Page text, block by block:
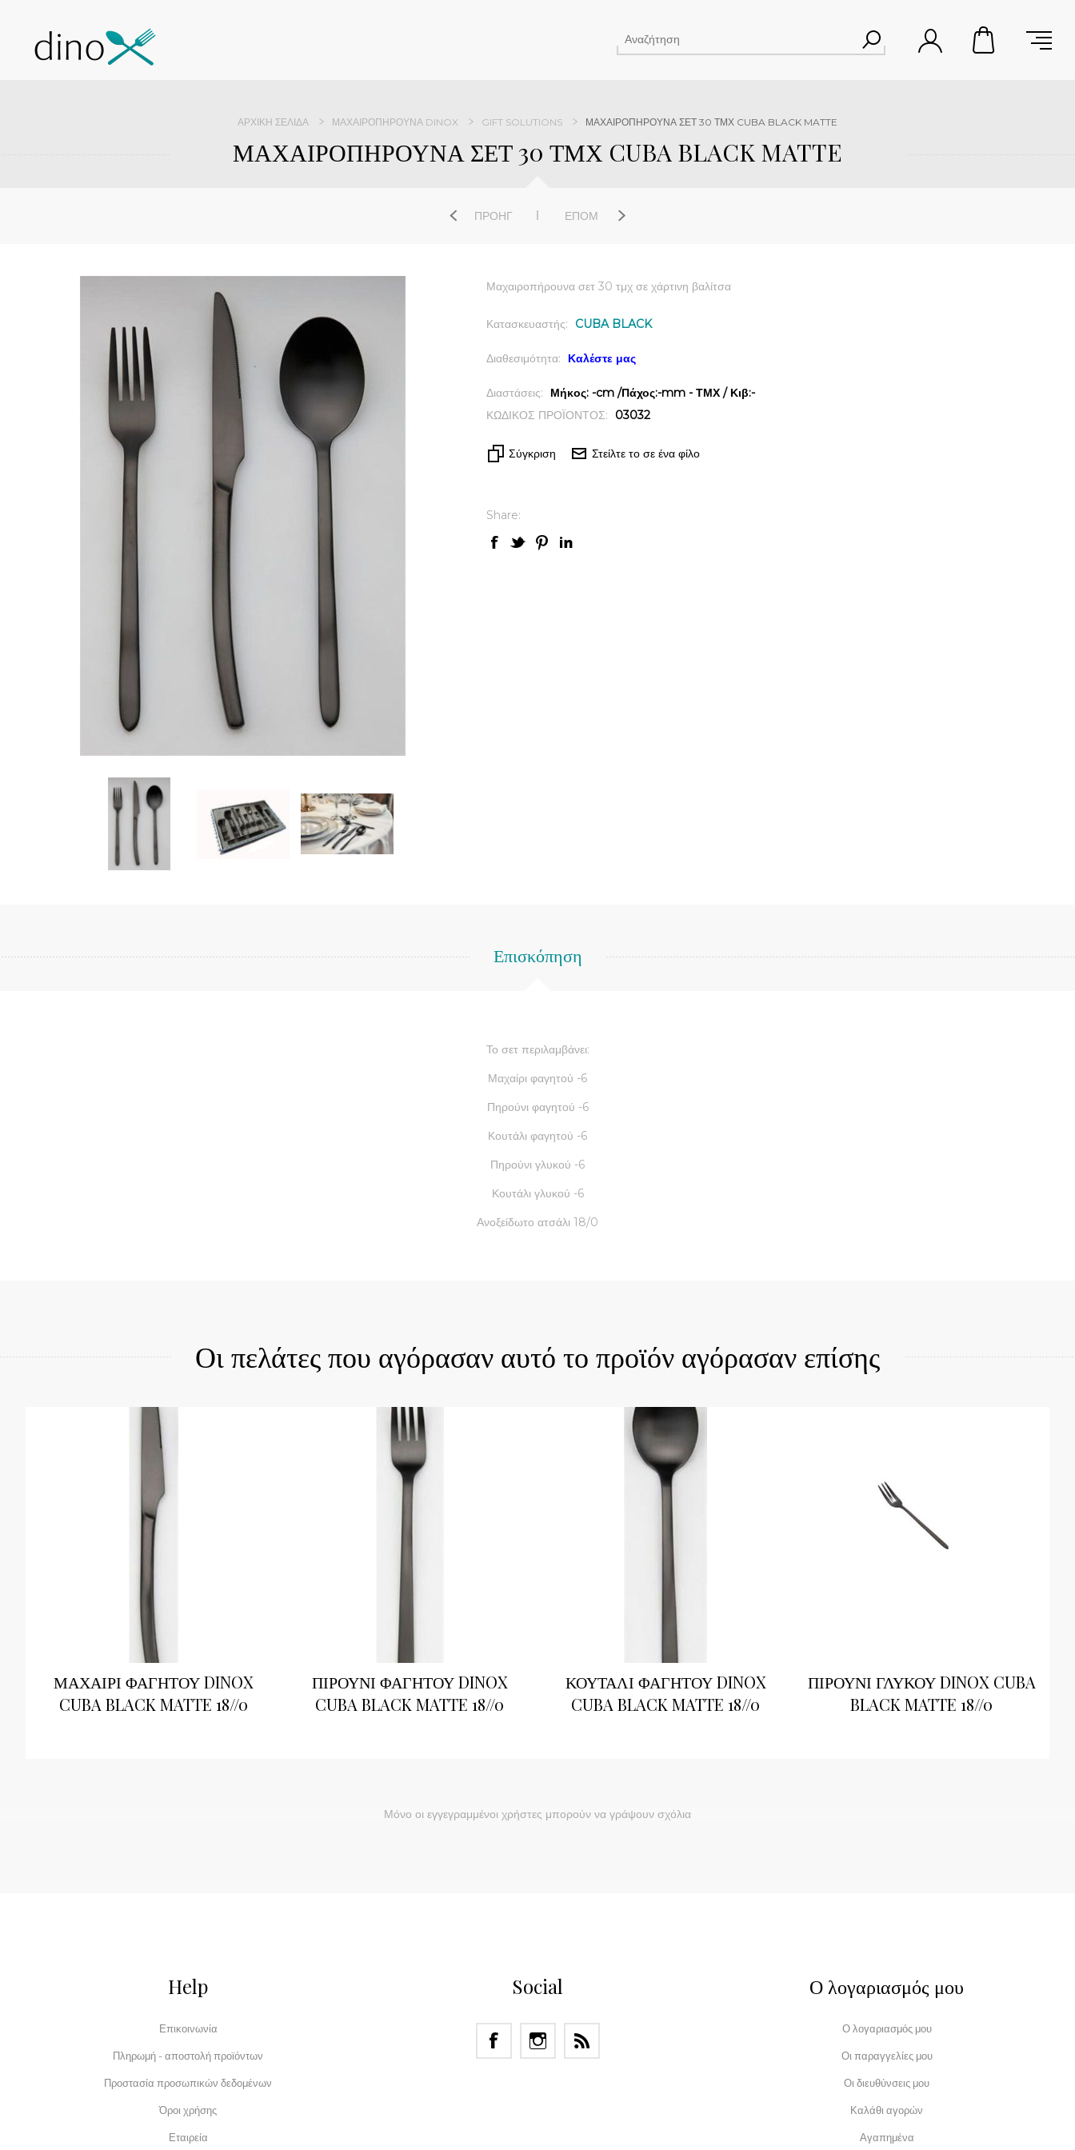
ΑΡΧΙΚΉ ΣΕΛΊΔΑ ΜΑΧΑΙΡΟΠΉΡΟΥΝΑ DINOX GIFT SOLUTIONS ΜΑΧΑΙΡΟΠΗΡΟΥΝΑ ΣΕΤ 30 ΤΜΧ CUBA BLACK MATTE
ΜΑΧΑΙΡΟΠΗΡΟΥΝΑ ΣΕΤ 30 ΤΜΧ CUBA BLACK MATTE
ΠΡΟΗΓ ΕΠΌΜ
Μαχαιροπήρουνα σετ 30 τμχ σε χάρτινη βαλίτσα
Κατασκευαστής: CUBA BLACK
Διαθεσιμότητα: Καλέστε μας
Διαστάσεις:
Μήκος: -cm /Πάχος:-mm - ΤΜΧ / Κιβ:-
ΚΩΔΙΚΟΣ ΠΡΟΪΟΝΤΟΣ:
03032
Σύγκριση Στείλτε το σε ένα φίλο
Share:
Επισκόπηση
Το σετ περιλαμβάνει:
Μαχαίρι φαγητού -6
Πηρούνι φαγητού -6
Κουτάλι φαγητού -6
Πηρούνι γλυκού -6
Κουτάλι γλυκού -6
Ανοξείδωτο ατσάλι 18/0
Οι πελάτες που αγόρασαν αυτό το προϊόν αγόρασαν επίσης
ΜΑΧΑΙΡΙ ΦΑΓΗΤΟΥ DINOX
CUBA BLACK MATTE 18//0
ΠΙΡΟΥΝΙ ΦΑΓΗΤΟΥ DINOX
CUBA BLACK MATTE 18//0
ΚΟΥΤΑΛΙ ΦΑΓΗΤΟΥ DINOX
CUBA BLACK MATTE 18//0
ΠΙΡΟΥΝΙ ΓΛΥΚΟΥ DINOX CUBA
BLACK MATTE 18//0
Μόνο οι εγγεγραμμένοι χρήστες μπορούν να γράψουν σχόλια
Help
Επικοινωνία
Πληρωμή - αποστολή προϊόντων
Προστασία προσωπικών δεδομένων
Όροι χρήσης
Εταιρεία
Social Ο λογαριασμός μου
Ο λογαριασμός μου
Οι παραγγελίες μου
Οι διευθύνσεις μου
Καλάθι αγορών
Αγαπημένα